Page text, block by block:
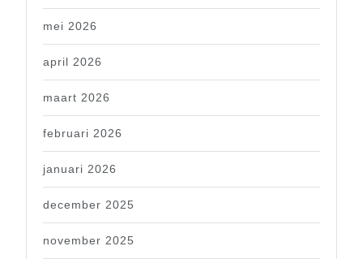
mei 2026
april 2026
maart 2026
februari 2026
januari 2026
december 2025
november 2025